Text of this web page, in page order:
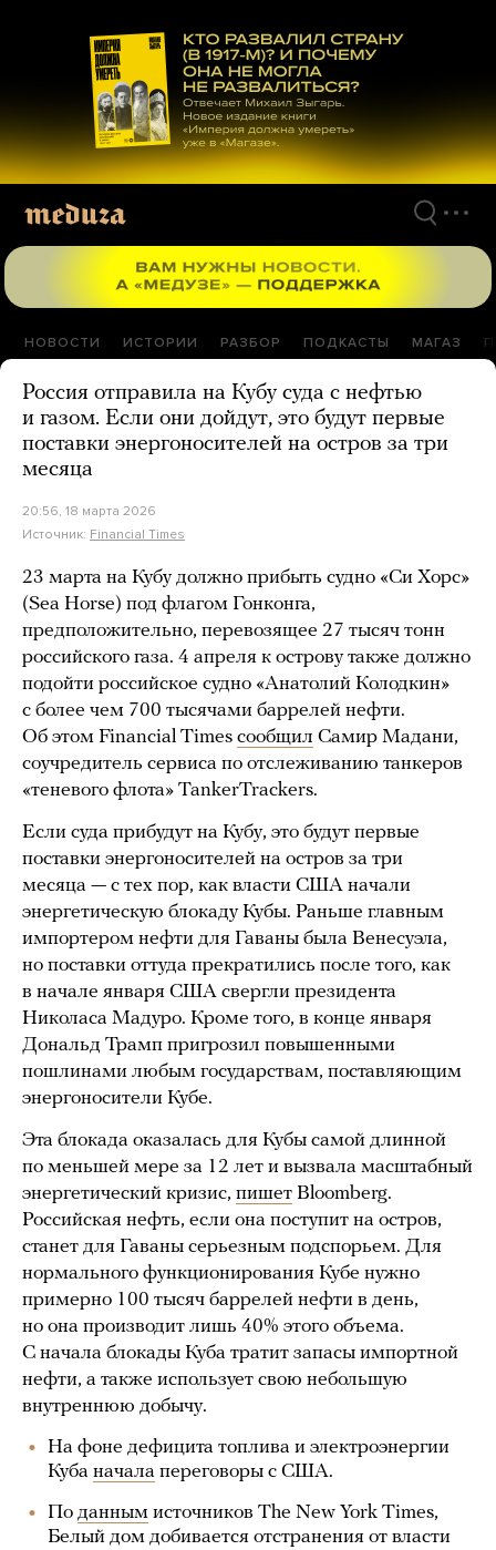
материалам
НОВОСТИ ИСТОРИИ РАЗБОР ПОДКАСТЫ МАГАЗ
Россия отправила на Кубу суда с нефтью
и газом. Если они дойдут, это будут первые
поставки энергоносителей на остров за три
месяца
20:56, 18 марта 2026
Источник: Financial Times
23 марта на Кубу должно прибыть судно «Си Хорс»
(Sea Horse) под флагом Гонконга,
предположительно, перевозящее 27 тысяч тонн
российского газа. 4 апреля к острову также должно
подойти российское судно «Анатолий Колодкин»
с более чем 700 тысячами баррелей нефти.
Об этом Financial Times сообщил Самир Мадани,
соучредитель сервиса по отслеживанию танкеров
«теневого флота» TankerTrackers.
Если суда прибудут на Кубу, это будут первые
поставки энергоносителей на остров за три
месяца — с тех пор, как власти США начали
энергетическую блокаду Кубы. Раньше главным
импортером нефти для Гаваны была Венесуэла,
но поставки оттуда прекратились после того, как
в начале января США свергли президента
Николаса Мадуро. Кроме того, в конце января
Дональд Трамп пригрозил повышенными
пошлинами любым государствам, поставляющим
энергоносители Кубе.
Эта блокада оказалась для Кубы самой длинной
по меньшей мере за 12 лет и вызвала масштабный
энергетический кризис, пишет Bloomberg.
Российская нефть, если она поступит на остров,
станет для Гаваны серьезным подспорьем. Для
нормального функционирования Кубе нужно
примерно 100 тысяч баррелей нефти в день,
но она производит лишь 40% этого объема.
С начала блокады Куба тратит запасы импортной
нефти, а также использует свою небольшую
внутреннюю добычу.
На фоне дефицита топлива и электроэнергии
Куба начала переговоры с США.
По данным источников The New York Times,
Белый дом добивается отстранения от власти